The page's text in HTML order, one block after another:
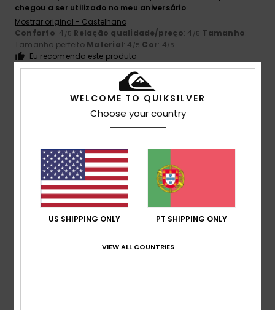
chegou a ser utilizado no meu aniversário
Mostrar original - Castelhano
Conforto: 4 /5 Relação qualidade/preço: 4 /5 Tamanho:
Tamanho perfeito Material: 4 /5 Cor: 4/5
Eu recomendo este produto
5/5
Jacqueline9. Julho 2026
Compra verificada
Não há nada a dizer
Mostrar original - Francês
Conforto: 5/5 Relação qualidade/preço: 5
Demasiado grandeMaterial
5/5
WELCOME TO QUIKSILVER
Choose your country
US SHIPPING ONLY PT SHIPPING ONLY
VIEW ALL COUNTRIES